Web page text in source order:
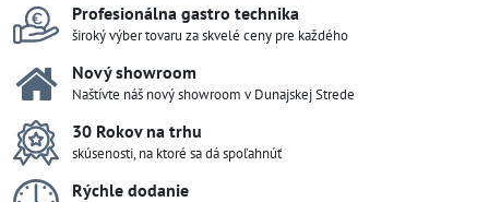
Profesionálna gastro technika
široký výber tovaru za skvelé ceny pre každého
Nový showroom
Naštívte náš nový showroom v Dunajskej Strede
30 Rokov na trhu
skúsenosti, na ktoré sa dá spoľahnúť
Rýchle dodanie